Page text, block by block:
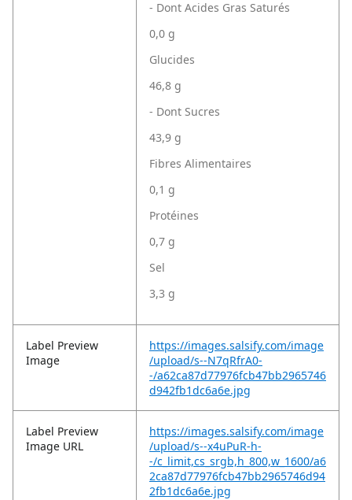
- Dont Acides Gras Saturés
0,0 g
Glucides
46,8 g
- Dont Sucres
43,9 g
Fibres Alimentaires
0,1 g
Protéines
0,7 g
Sel
3,3 g
Label Preview
Image
https://images.salsify.com/image
/upload/s--N7qRfrA0-
-/a62ca87d77976fcb47bb2965746
d942fb1dc6a6e.jpg
Label Preview
Image URL
https://images.salsify.com/image
/upload/s--x4uPuR-h-
-/c_limit,cs_srgb,h_800,w_1600/a6
2ca87d77976fcb47bb2965746d94
2fb1dc6a6e.jpg